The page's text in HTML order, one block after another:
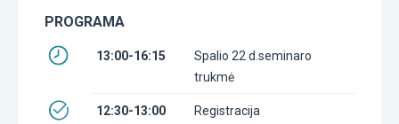
PROGRAMA
13:00-16:15
Spalio 22 d.seminaro
trukmė
12:30-13:00 Registracija